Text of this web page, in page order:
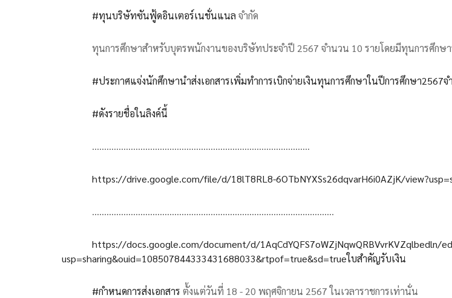
#ทุนบริษัทซันฟู้ดอินเตอร์เนชั่นแนล จำกัด
ทุนการศึกษาสำหรับบุตรพนักงานของบริษัทประจำปี 2567 จำนวน 10 รายโดยมีทุนการศึกษ
#ประกาศแจ่งนักศึกษานำส่งเอกสารเพิ่มทำการเบิกจ่ายเงินทุนการศึกษาในปีการศึกษา2567
#ดังรายชื่อในลิงค์นี้
..........................................................................................
https://drive.google.com/file/d/18lT8RL8-6OTbNYXSs26dqvarH6i0AZjK/
....................................................................................................
https://docs.google.com/document/d/1AqCdYQFS7oWZjNqwQRBVvrKVZqlbedln/
usp=sharing&ouid=108507844333431688033&rtpof=true&sd=trueใบสำคัญรับเงิน
#กำหนดการส่งเอกสาร ตั้งแต่วันที่ 18 - 20 พฤศจิกายน 2567 ในเวลาราชการเท่านั่น